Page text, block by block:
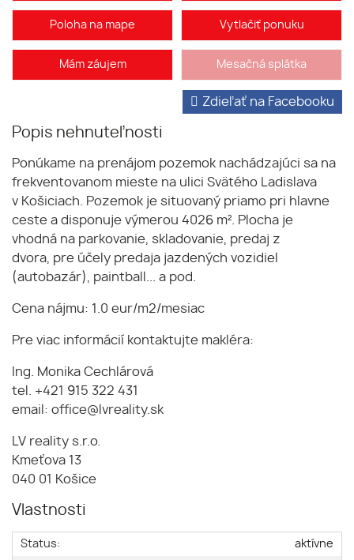
Poloha na mape Vytlačiť ponuku
Mám záujem Mesačná splátka
Popis nehnuteľnosti
Zdieľať na Facebooku
Ponúkame na prenájom pozemok nachádzajúci sa na
frekventovanom mieste na ulici Svätého Ladislava
v Košiciach. Pozemok je situovaný priamo pri hlavne
ceste a disponuje výmerou 4026 m². Plocha je
vhodná na parkovanie, skladovanie, predaj z
dvora, pre účely predaja jazdených vozidiel
(autobazár), paintball... a pod.
Cena nájmu: 1.0 eur/m2/mesiac
Pre viac informácií kontaktujte makléra:
Ing. Monika Cechlárová
tel. +421 915 322 431
email: office@lvreality.sk
LV reality s.r.o.
Kmeťova 13
040 01 Košice
Vlastnosti
Status:
aktívne